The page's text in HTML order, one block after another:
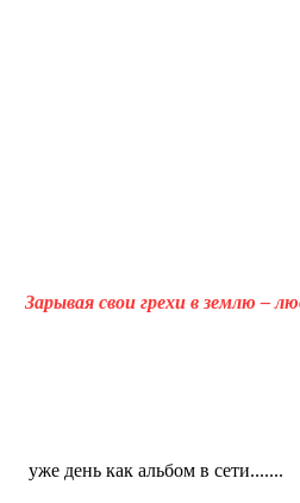
Зарывая свои грехи в землю –
уже день как альбом в сети.......